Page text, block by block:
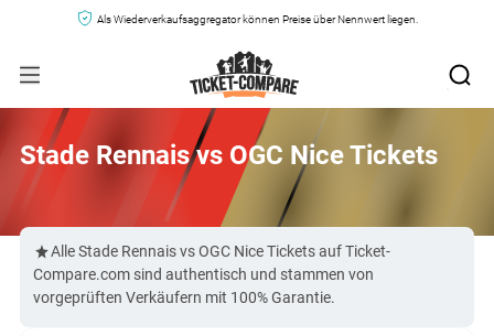
Als Wiederverkaufsaggregator können Preise über Nennwert liegen.
Stade Rennais vs OGC Nice Tickets
Alle Stade Rennais vs OGC Nice Tickets auf Ticket-
Compare.com sind authentisch und stammen von
vorgeprüften Verkäufern mit 100% Garantie.